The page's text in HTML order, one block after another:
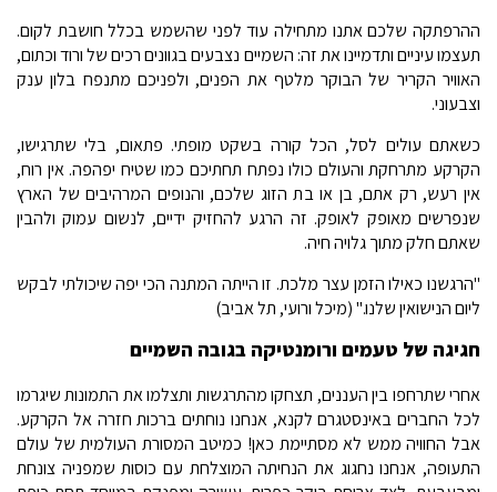
ההרפתקה שלכם אתנו מתחילה עוד לפני שהשמש בכלל חושבת לקום.
תעצמו עיניים ותדמיינו את זה: השמיים נצבעים בגוונים רכים של ורוד וכתום,
האוויר הקריר של הבוקר מלטף את הפנים, ולפניכם מתנפח בלון ענק
וצבעוני.
כשאתם עולים לסל, הכל קורה בשקט מופתי. פתאום, בלי שתרגישו,
הקרקע מתרחקת והעולם כולו נפתח תחתיכם כמו שטיח יפהפה. אין רוח,
אין רעש, רק אתם, בן או בת הזוג שלכם, והנופים המרהיבים של הארץ
שנפרשים מאופק לאופק. זה הרגע להחזיק ידיים, לנשום עמוק ולהבין
שאתם חלק מתוך גלויה חיה.
"הרגשנו כאילו הזמן עצר מלכת. זו הייתה המתנה הכי יפה שיכולתי לבקש
ליום הנישואין שלנו." (מיכל ורועי, תל אביב)
חגיגה של טעמים ורומנטיקה בגובה השמיים
אחרי שתרחפו בין העננים, תצחקו מהתרגשות ותצלמו את התמונות שיגרמו
לכל החברים באינסטגרם לקנא, אנחנו נוחתים ברכות חזרה אל הקרקע.
אבל החוויה ממש לא מסתיימת כאן! כמיטב המסורת העולמית של עולם
התעופה, אנחנו נחגוג את הנחיתה המוצלחת עם כוסות שמפניה צונחת